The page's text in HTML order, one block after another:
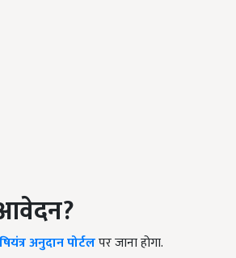
अनुदान पोर्टलपर जाना होगा.